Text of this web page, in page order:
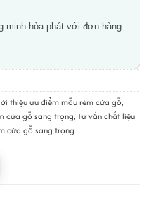
minh hòa phát với đơn hàng
thiệu ưu điểm mẫu rèm cửa gỗ,
cửa gỗ sang trọng,Tư vấn chất liệu
cửa gỗ sang trọng